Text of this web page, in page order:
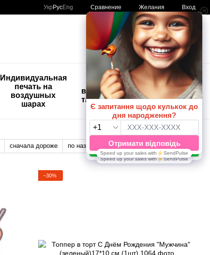
Укр РусEng Сравнение Желания Вход
Мой заказ
Индивидуальная
печать на
воздушных
шарах
Детские
временные
татуировки
🚨🚨🚨
Распродажа
Шары с
рисунком
😀🎈
сначала дороже по названию Отображение:
−30%